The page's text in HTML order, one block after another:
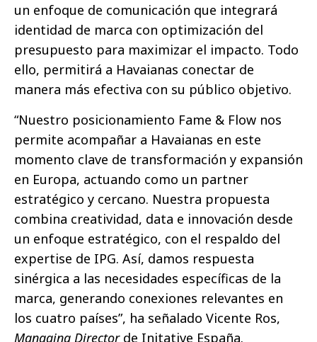
un enfoque de comunicación que integrará
identidad de marca con optimización del
presupuesto para maximizar el impacto. Todo
ello, permitirá a Havaianas conectar de
manera más efectiva con su público objetivo.
“Nuestro posicionamiento Fame & Flow nos
permite acompañar a Havaianas en este
momento clave de transformación y expansión
en Europa, actuando como un partner
estratégico y cercano. Nuestra propuesta
combina creatividad, data e innovación desde
un enfoque estratégico, con el respaldo del
expertise de IPG. Así, damos respuesta
sinérgica a las necesidades específicas de la
marca, generando conexiones relevantes en
los cuatro países”, ha señalado Vicente Ros,
Managing Directorde Initative España.